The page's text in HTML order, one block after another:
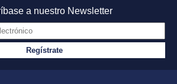
a nuestro Newsletter